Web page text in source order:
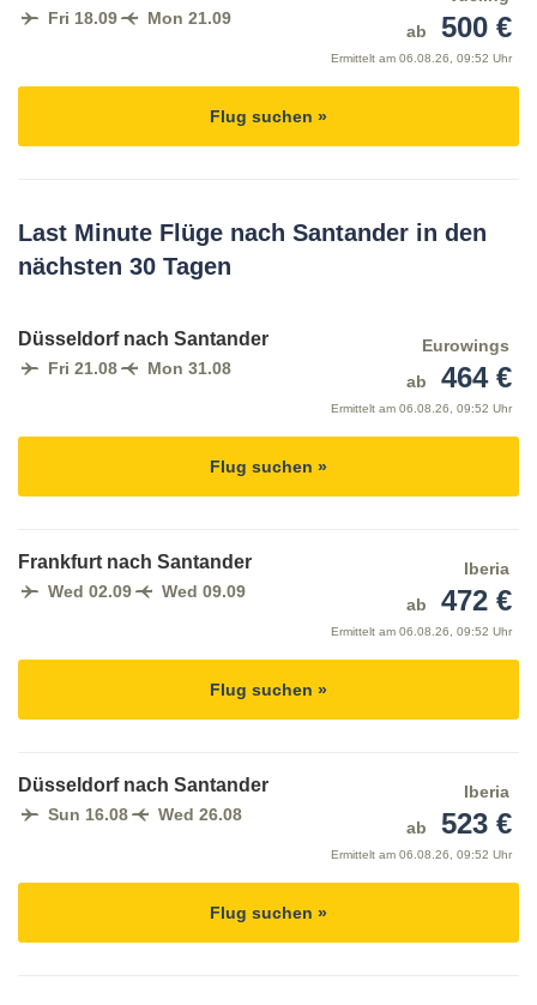
Fri 18.09 Mon 21.09
ab
500 €
Ermittelt am 06.08.26, 09:52 Uhr
Flug suchen »
Last Minute Flüge nach Santander in den
nächsten 30 Tagen
Düsseldorf nach Santander
Fri 21.08 Mon 31.08
Eurowings
ab
464 €
Ermittelt am 06.08.26, 09:52 Uhr
Flug suchen »
Frankfurt nach Santander
Wed 02.09 Wed 09.09
Iberia
ab
472 €
Ermittelt am 06.08.26, 09:52 Uhr
Flug suchen »
Düsseldorf nach Santander
Sun 16.08 Wed 26.08
Iberia
ab
523 €
Ermittelt am 06.08.26, 09:52 Uhr
Flug suchen »